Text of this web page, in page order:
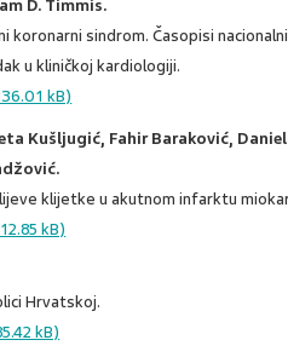
D. Timmis.
koronarni sindrom. Časopisi
u kliničkoj kardiologiji.
kB)
Kušljugić, Fahir Baraković,
klijetke u akutnom infarktu
kB)
Hrvatskoj.
kB)